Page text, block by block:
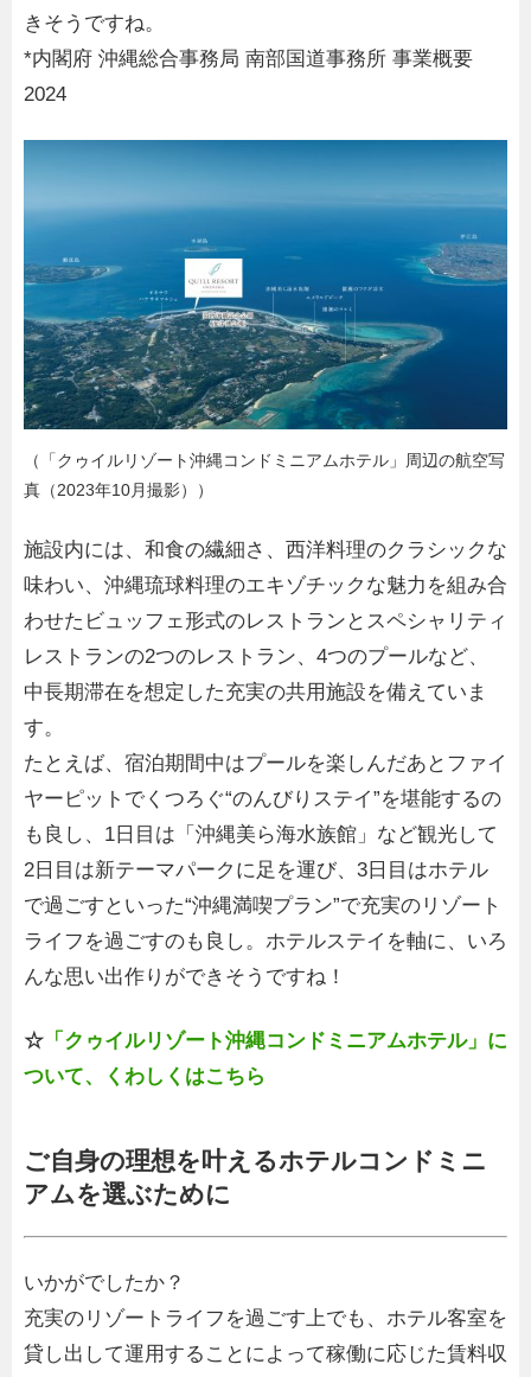
きそうですね。
*内閣府 沖縄総合事務局 南部国道事務所 事業概要
2024
（「クゥイルリゾート沖縄コンドミニアムホテル」周辺の航空写
真（2023年10月撮影））
施設内には、和食の繊細さ、西洋料理のクラシックな
味わい、沖縄琉球料理のエキゾチックな魅力を組み合
わせたビュッフェ形式のレストランとスペシャリティ
レストランの2つのレストラン、4つのプールなど、
中長期滞在を想定した充実の共用施設を備えていま
す。
たとえば、宿泊期間中はプールを楽しんだあとファイ
ヤーピットでくつろぐ“のんびりステイ”を堪能するの
も良し、1日目は「沖縄美ら海水族館」など観光して
2日目は新テーマパークに足を運び、3日目はホテル
で過ごすといった“沖縄満喫プラン”で充実のリゾート
ライフを過ごすのも良し。ホテルステイを軸に、いろ
んな思い出作りができそうですね！
☆ 「クゥイルリゾート沖縄コンドミニアムホテル」に
ついて、くわしくはこちら
ご自身の理想を叶えるホテルコンドミニ
アムを選ぶために
いかがでしたか？
充実のリゾートライフを過ごす上でも、ホテル客室を
貸し出して運用することによって稼働に応じた賃料収